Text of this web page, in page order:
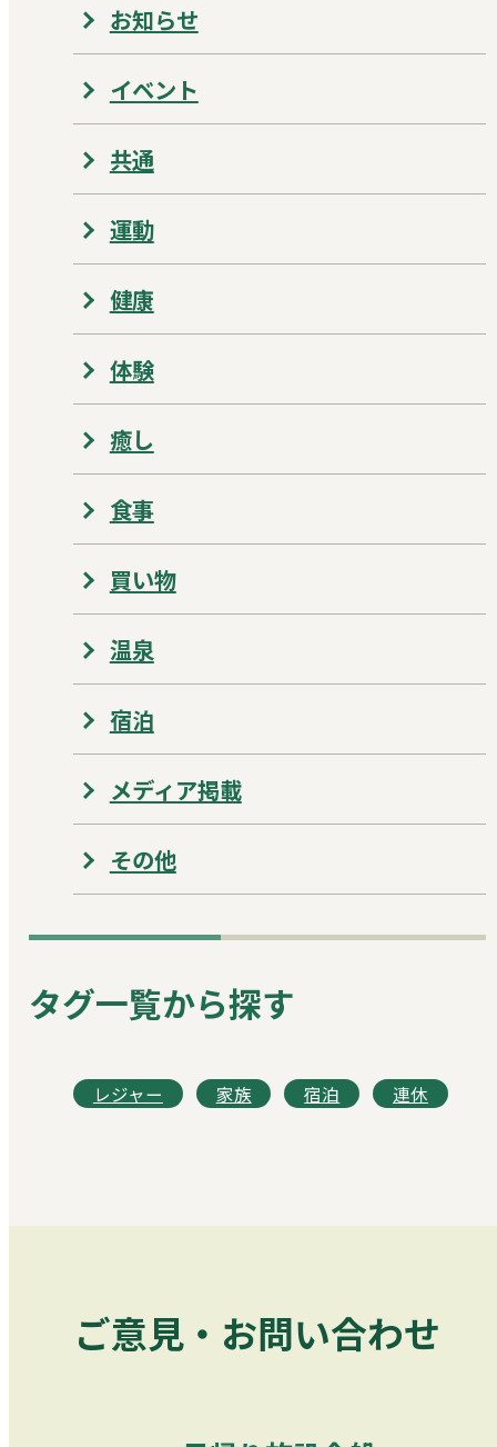
お知らせ
イベント
共通
運動
健康
体験
癒し
食事
買い物
温泉
宿泊
メディア掲載
その他
タグ一覧から探す
レジャー 家族 宿泊 連休
ご意見・お問い合わせ